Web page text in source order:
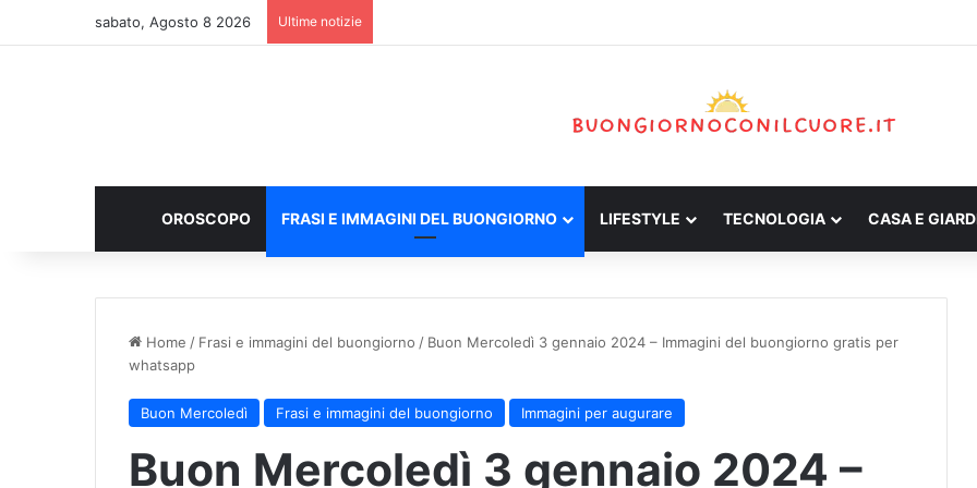
sabato, Agosto 8 2026 Ultime notizie
OROSCOPO FRASI E IMMAGINI DEL BUONGIORNO LIFESTYLE TECNOLOGIA CASA E
Home / Frasi e immagini del buongiorno / Buon Mercoledì 3 gennaio 2024 – Immagini del buongiorno gratis per
whatsapp
Buon Mercoledì Frasi e immagini del buongiorno Immagini per augurare
Buon Mercoledì 3 gennaio 2024 –